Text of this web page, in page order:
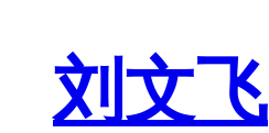
刘文飞